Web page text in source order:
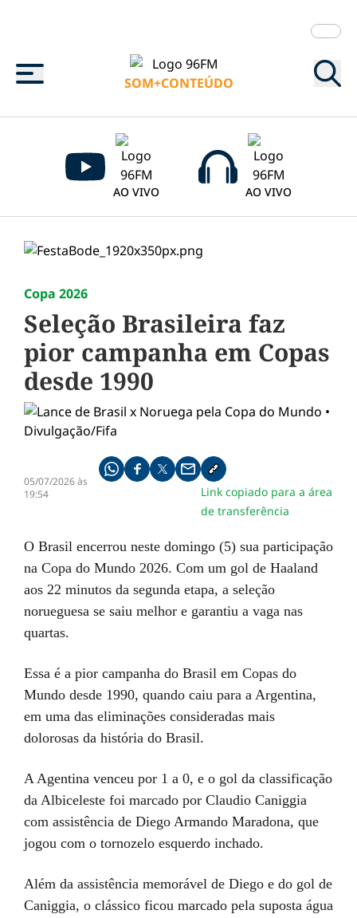
Menu
SOM+CONTEÚDO
AO VIVO AO VIVO
Copa 2026
Seleção Brasileira faz
pior campanha em Copas
desde 1990
05/07/2026 às
19:54
Compartilhe pelo whatsapp
Compartilhar no facebook
Compartilhar no twitter
Compartilhe pelo email
Copiar link da notícia
Link copiado para a área
de transferência
O Brasil encerrou neste domingo (5) sua participação
na Copa do Mundo 2026. Com um gol de Haaland
aos 22 minutos da segunda etapa, a seleção
norueguesa se saiu melhor e garantiu a vaga nas
quartas.
Essa é a pior campanha do Brasil em Copas do
Mundo desde 1990, quando caiu para a Argentina,
em uma das eliminações consideradas mais
dolorosas da história do Brasil.
A Agentina venceu por 1 a 0, e o gol da classificação
da Albiceleste foi marcado por Claudio Caniggia
com assistência de Diego Armando Maradona, que
jogou com o tornozelo esquerdo inchado.
Além da assistência memorável de Diego e do gol de
Caniggia, o clássico ficou marcado pela suposta água